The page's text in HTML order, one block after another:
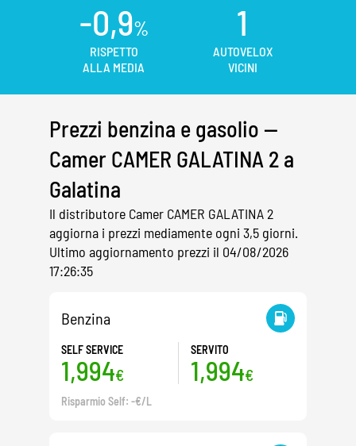
-0,9%
RISPETTO
ALLA MEDIA
1
AUTOVELOX
VICINI
Prezzi benzina e gasolio —
Camer CAMER GALATINA 2 a
Galatina
Il distributore Camer CAMER GALATINA 2
aggiorna i prezzi mediamente ogni 3,5 giorni.
Ultimo aggiornamento prezzi il 04/08/2026
17:26:35
Benzina
SELF SERVICE
1,994€
SERVITO
1,994€
Risparmio Self: -€/L